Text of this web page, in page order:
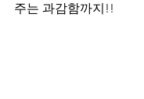
주는 과감함까지!!